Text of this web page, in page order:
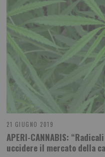
21 GIUGNO 2019
APERI-CANNABIS:
uccidere il mercato della